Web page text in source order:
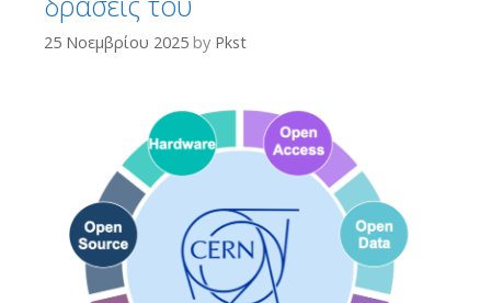
25 Νοεμβρίου 2025 by Pkst